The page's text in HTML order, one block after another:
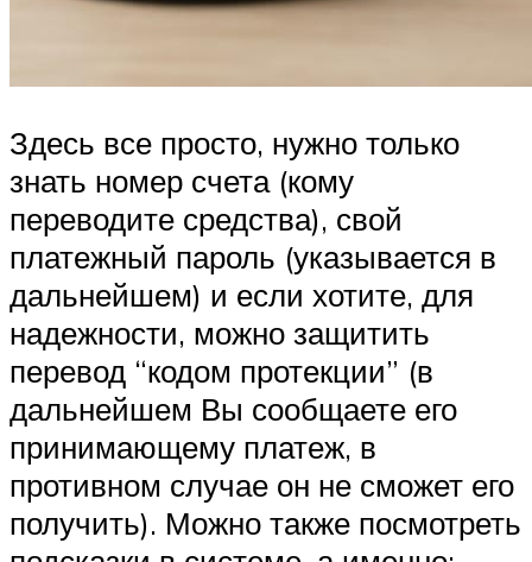
Здесь все просто, нужно только
знать номер счета (кому
переводите средства), свой
платежный пароль (указывается в
дальнейшем) и если хотите, для
надежности, можно защитить
перевод “кодом протекции” (в
дальнейшем Вы сообщаете его
принимающему платеж, в
противном случае он не сможет его
получить). Можно также посмотреть